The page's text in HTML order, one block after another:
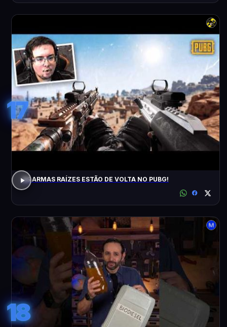
17
AS ARMAS RAÍZES ESTÃO DE VOLTA NO PUBG!
18